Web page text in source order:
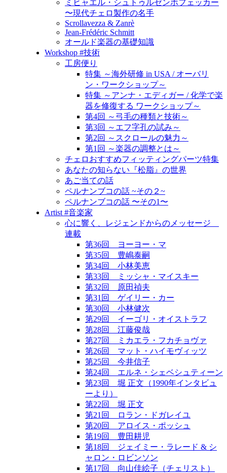
ミヒャエル・シュトゥルゼンホフェッカー
〜現代チェロ製作の名手
Scrollavezza & Zanrè
Jean-Frédéric Schmitt
オールド楽器の基礎知識
Workshop #技術
工房便り
特集 ～海外研修 in USA / オーバリ
ン・ワークショップ～
特集 ～アンナ・エディガー / 化学で楽
器を修復する ワークショップ～
第4回 ～弓毛の種類と技術～
第3回 ～エフ字孔の試み～
第2回 ～スクロールの魅力～
第1回 ～楽器の調整とは～
チェロおすすめフィッティングパーツ特集
あなたの知らない『松脂』の世界
あご当ての話
ペルナンブコの話 ~その２~
ペルナンブコの話 〜その1〜
Artist #音楽家
心に響く、レジェンドからのメッセージ
連載
第36回 ヨーヨー・マ
第35回 豊嶋泰嗣
第34回 小林美恵
第33回 ミッシャ・マイスキー
第32回 原田禎夫
第31回 ゲイリー・カー
第30回 小林健次
第29回 イーゴリ・オイストラフ
第28回 江藤俊哉
第27回 ミカエラ・フカチョヴァ
第26回 マット・ハイモヴィッツ
第25回 今井信子
第24回 エルネ・シェベシュティーン
第23回 堀 正文（1990年インタビュ
ーより）
第22回 堀 正文
第21回 ロラン・ドガレイユ
第20回 アロイス・ポッシュ
第19回 豊田耕児
第18回 ジェイミー・ラレード & シ
ャロン・ロビンソン
第17回 向山佳絵子（チェリスト）